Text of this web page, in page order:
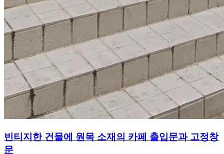
빈티지한 건물에 원목 소재의 카페 출입문과 고정창
문